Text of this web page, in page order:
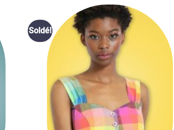
Soldé!
Ajouter
à la liste